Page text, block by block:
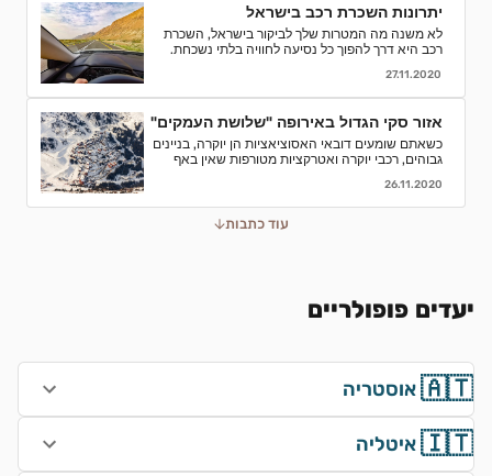
יתרונות השכרת רכב בישראל
לא משנה מה המטרות שלך לביקור בישראל, השכרת
רכב היא דרך להפוך כל נסיעה לחוויה בלתי נשכחת.
הציבורית ולבחור השכרת רכב
27.11.2020
אזור סקי הגדול באירופה "שלושת העמקים"
כשאתם שומעים דובאי האסוציאציות הן יוקרה, בניינים
גבוהים, רכבי יוקרה ואטרקציות מטורפות שאין באף
כלל מפגישות.
26.11.2020
עוד כתבות
יעדים פופולריים
🇦🇹אוסטריה
🇮🇹איטליה